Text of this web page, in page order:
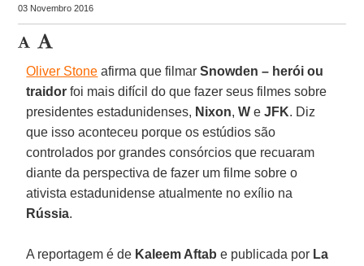
03 Novembro 2016
Oliver Stone afirma que filmar Snowden – herói ou
traidor foi mais difícil do que fazer seus filmes sobre
presidentes estadunidenses, Nixon,W eJFK. Diz
que isso aconteceu porque os estúdios são
controlados por grandes consórcios que recuaram
diante da perspectiva de fazer um filme sobre o
ativista estadunidense atualmente no exílio na
Rússia.
A reportagem é de Kaleem Aftab e publicada por La